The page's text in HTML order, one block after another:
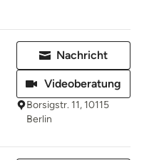
Nachricht
Videoberatung
Borsigstr. 11, 10115
Berlin